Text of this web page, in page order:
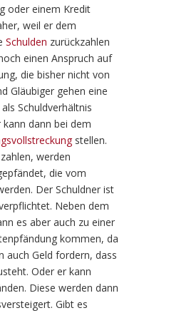
oder einem Kredit
weil er dem
Schulden zurückzahlen
einen Anspruch auf
die bisher nicht von
Gläubiger gehen eine
Schuldverhältnis
dann bei dem
stellen.
werden
die vom
Der Schuldner ist
Neben dem
es aber auch zu einer
kommen, da
auch Geld fordern, dass
Oder er kann
Diese werden dann
Gibt es